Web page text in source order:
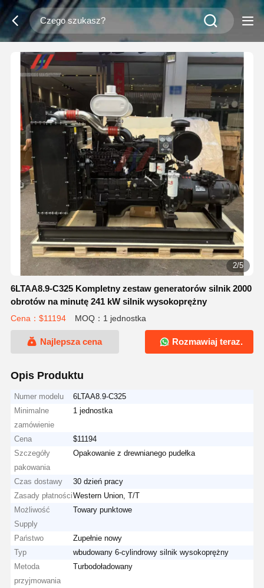
2/5
6LTAA8.9-C325 Kompletny zestaw generatorów silnik 2000
obrotów na minutę 241 kW silnik wysokoprężny
Cena：$11194 MOQ：1 jednostka
Najlepsza cena Rozmawiaj teraz.
Opis Produktu
Numer modelu
6LTAA8.9-C325
Minimalne
zamówienie
1 jednostka
Cena
$11194
Szczegóły
pakowania
Opakowanie z drewnianego pudełka
Czas dostawy
30 dzień pracy
Zasady płatnościWestern Union, T/T
Możliwość
Supply
Towary punktowe
Państwo
Zupełnie nowy
Typ
wbudowany 6-cylindrowy silnik wysokoprężny
Metoda
przyjmowania
Turbodoładowany